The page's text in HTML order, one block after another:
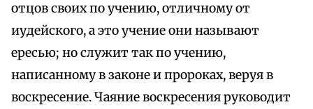
отцов своих по учению, отличному от
иудейского, а это учение они называют
ересью; но служит так по учению,
написанному в законе и пророках, веруя в
воскресение. Чаяние воскресения руководит